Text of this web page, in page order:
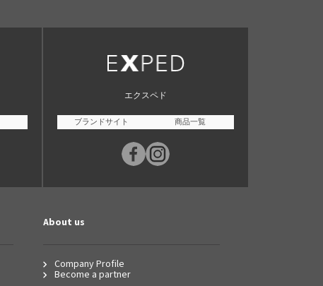
エクスペド
ブランドサイト 商品一覧
About us
Company Profile
Become a partner